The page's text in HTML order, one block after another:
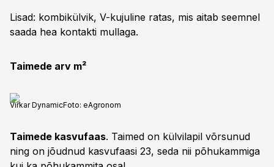
Lisad: kombikülvik, V-kujuline ratas, mis aitab seemnel
saada hea kontakti mullaga.
Taimede arv m²
Virkar DynamicFoto: eAgronom
Taimede kasvufaas. Taimed on külvilapil võrsunud
ning on jõudnud kasvufaasi 23, seda nii põhukammiga